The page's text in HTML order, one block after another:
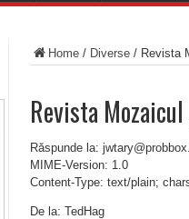
Home / Diverse / Revista
Revista Mozaicul
Răspunde la:
MIME-Version: 1.0
Content-Type: text/plain;
De la: TedHag